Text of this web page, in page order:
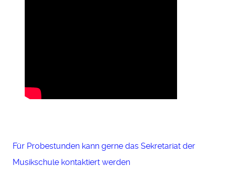
Für Probestunden kann gerne das Sekretariat der
Musikschule kontaktiert werden